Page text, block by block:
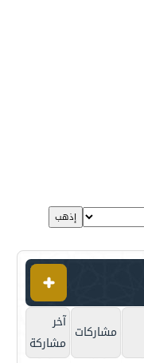
مشاركات آخر
مشاركة